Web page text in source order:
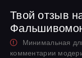
Твой отзыв
Минимальная
комментарии